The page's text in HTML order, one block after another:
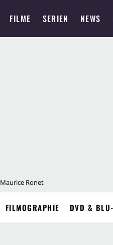
FILME SERIEN NEWS
Maurice Ronet
FILMOGRAPHIE DVD &